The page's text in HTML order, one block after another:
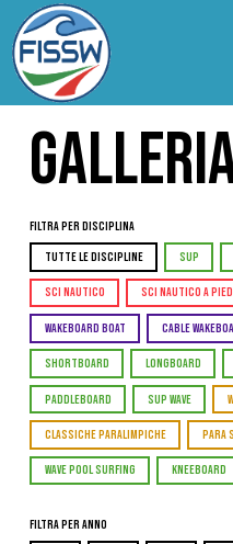
Filtra per Disciplina
TUTTE LE DISCIPLINE SUP
SCI NAUTICO SCI NAUTICO A
WAKEBOARD BOAT CABLE
SHORTBOARD LONGBOARD
PADDLEBOARD SUP WAVE
CLASSICHE PARALIMPICHE PARA
WAVE POOL SURFING KNEEBOARD
Filtra per Anno